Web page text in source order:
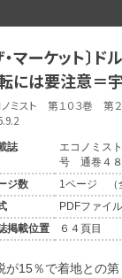
・マーケット〕
には要注意＝
ミスト 第１０３巻 第
誌
エコノミス
号 通巻４８
ジ数
1ページ （
PDFファイ
掲載位置
６４頁目
15％で着地との